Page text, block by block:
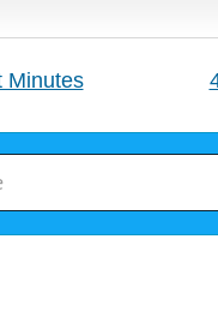
Minutes